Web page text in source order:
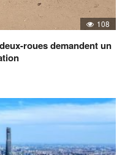
108
roues demandent un